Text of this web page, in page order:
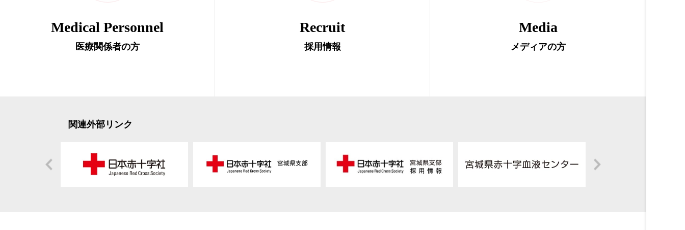
Medical Personnel
医療関係者の方
Recruit
採用情報
Media
メディアの方
関連外部リンク